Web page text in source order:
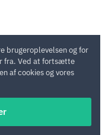
brugeroplevelsen og for
fra. Ved at fortsætte
af cookies og vores